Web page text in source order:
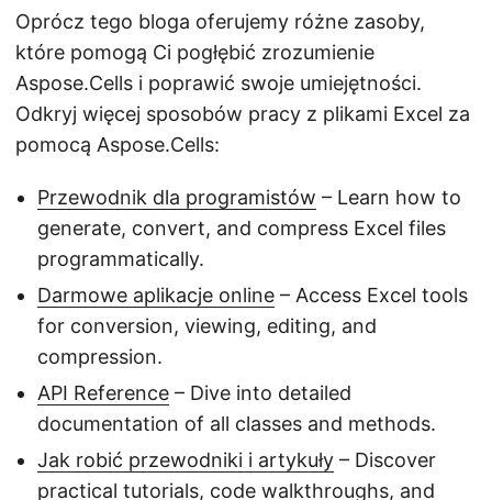
Oprócz tego bloga oferujemy różne zasoby,
które pomogą Ci pogłębić zrozumienie
Aspose.Cells i poprawić swoje umiejętności.
Odkryj więcej sposobów pracy z plikami Excel za
pomocą Aspose.Cells:
Przewodnik dla programistów – Learn how to
generate, convert, and compress Excel files
programmatically.
Darmowe aplikacje online – Access Excel tools
for conversion, viewing, editing, and
compression.
API Reference – Dive into detailed
documentation of all classes and methods.
Jak robić przewodniki i artykuły – Discover
practical tutorials, code walkthroughs, and